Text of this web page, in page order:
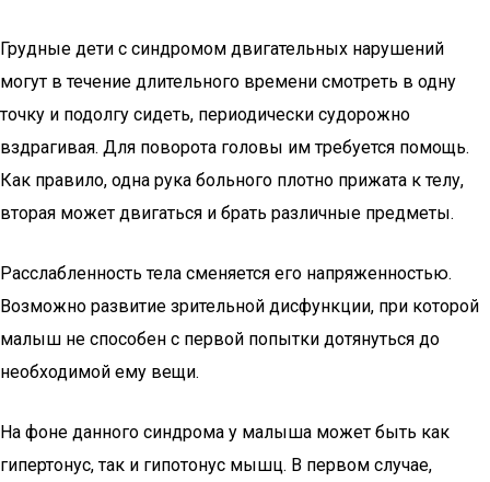
Грудные дети с синдромом двигательных нарушений
могут в течение длительного времени смотреть в одну
точку и подолгу сидеть, периодически судорожно
вздрагивая. Для поворота головы им требуется помощь.
Как правило, одна рука больного плотно прижата к телу,
вторая может двигаться и брать различные предметы.
Расслабленность тела сменяется его напряженностью.
Возможно развитие зрительной дисфункции, при которой
малыш не способен с первой попытки дотянуться до
необходимой ему вещи.
На фоне данного синдрома у малыша может быть как
гипертонус, так и гипотонус мышц. В первом случае,